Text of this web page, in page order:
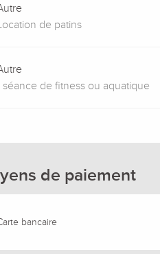
de patins
séance de fitness ou aquatique
de paiement
bancaire